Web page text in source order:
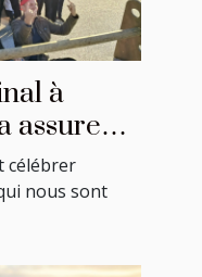
à
assure
!
célébrer
nous sont